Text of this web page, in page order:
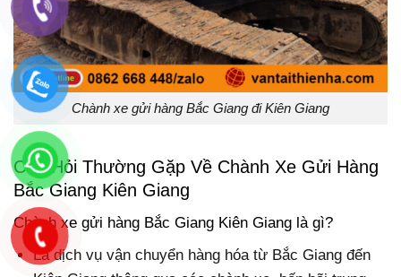
Chành xe gửi hàng Bắc Giang đi Kiên Giang
Câu Hỏi Thường Gặp Về Chành Xe Gửi Hàng
Bắc Giang Kiên Giang
Chành xe gửi hàng Bắc Giang Kiên Giang là gì?
Là dịch vụ vận chuyển hàng hóa từ Bắc Giang đến